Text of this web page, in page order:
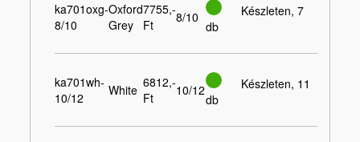
ka701oxg-
8/10
Oxford
Grey
7755,-
Ft
8/10
Készleten, 7
db
ka701wh-
10/12
White 6812,-
Ft
10/12
Készleten, 11
db